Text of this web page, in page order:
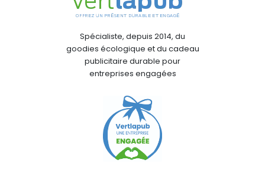
Spécialiste, depuis 2014, du
goodies écologique et du cadeau
publicitaire durable pour
entreprises engagées